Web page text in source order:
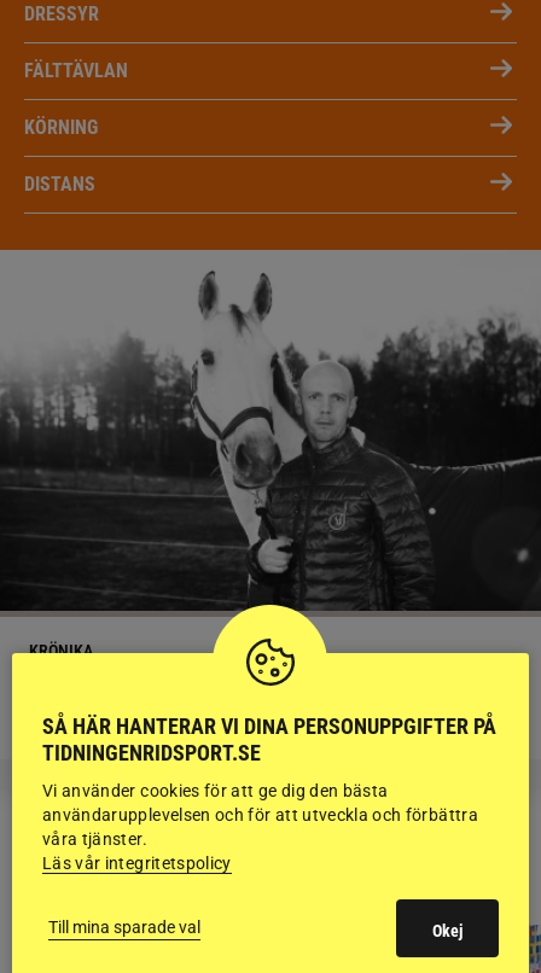
DRESSYR
FÄLTTÄVLAN
KÖRNING
DISTANS
KRÖNIKA
Björn Svensson: ”Finns de hatade
grusrutorna på riktigt?”
RIDSPORT
SÅ HÄR HANTERAR VI DINA PERSONUPPGIFTER PÅ
TIDNINGENRIDSPORT.SE
Vi använder cookies för att ge dig den bästa
användarupplevelsen och för att utveckla och förbättra
våra tjänster.
Läs vår integritetspolicy
Till mina sparade val Okej